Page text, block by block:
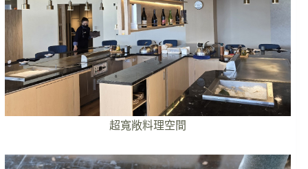
超寬敞料理空間